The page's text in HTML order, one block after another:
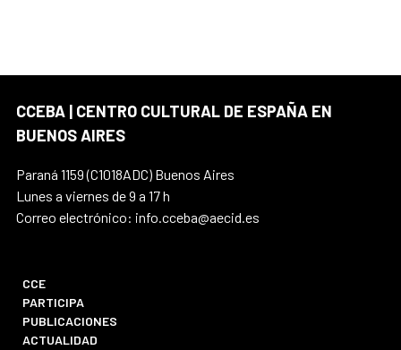
CCEBA | CENTRO CULTURAL DE ESPAÑA EN
BUENOS AIRES
Paraná 1159 (C1018ADC) Buenos Aires
Lunes a viernes de 9 a 17 h
Correo electrónico: info.cceba@aecid.es
CCE
PARTICIPA
PUBLICACIONES
ACTUALIDAD